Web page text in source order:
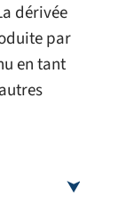
dérivée
par
en tant